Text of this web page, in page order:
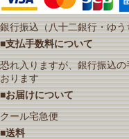
銀行振込（八十二銀行・ゆう
■支払手数料について
恐れ入りますが、銀行振込
おります
■お届けについて
クール宅急便
■送料